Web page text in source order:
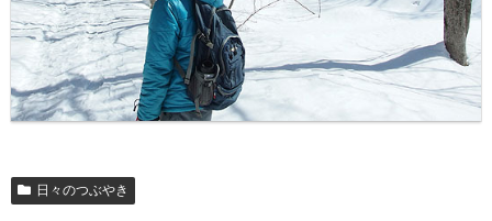
日々のつぶやき